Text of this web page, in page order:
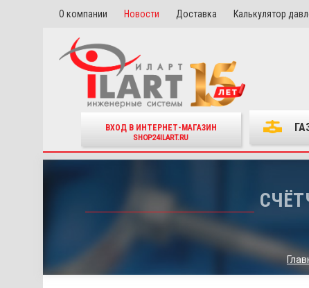
О компании Новости Доставка Калькулятор
ВХОД В ИНТЕРНЕТ-МАГАЗИН
SHOP24ILART.RU